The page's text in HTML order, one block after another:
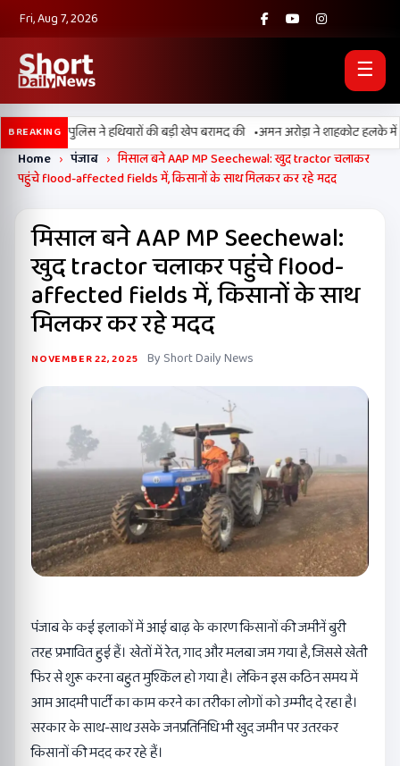
Fri, Aug 7, 2026
☰
BREAKING
पंजाब पुलिस ने हथियारों की बड़ी खेप बरामद की •अमन अरोड़ा ने शाहकोट हलके में
Home › पंजाब › मिसाल बने AAP MP Seechewal: खुद tractor चलाकर
पहुंचे flood-affected fields में, किसानों के साथ मिलकर कर रहे मदद
मिसाल बने AAP MP Seechewal:
खुद tractor चलाकर पहुंचे flood-
affected fields में, किसानों के साथ
मिलकर कर रहे मदद
NOVEMBER 22, 2025 By Short Daily News
पंजाब के कई इलाकों में आई बाढ़ के कारण किसानों की जमीनें बुरी
तरह प्रभावित हुई हैं। खेतों में रेत, गाद और मलबा जम गया है, जिससे खेती
फिर से शुरू करना बहुत मुश्किल हो गया है। लेकिन इस कठिन समय में
आम आदमी पार्टी का काम करने का तरीका लोगों को उम्मीद दे रहा है।
सरकार के साथ-साथ उसके जनप्रतिनिधि भी खुद जमीन पर उतरकर
किसानों की मदद कर रहे हैं।